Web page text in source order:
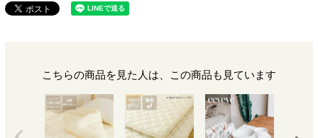
こちらの商品を見た人は、この商品も見ています